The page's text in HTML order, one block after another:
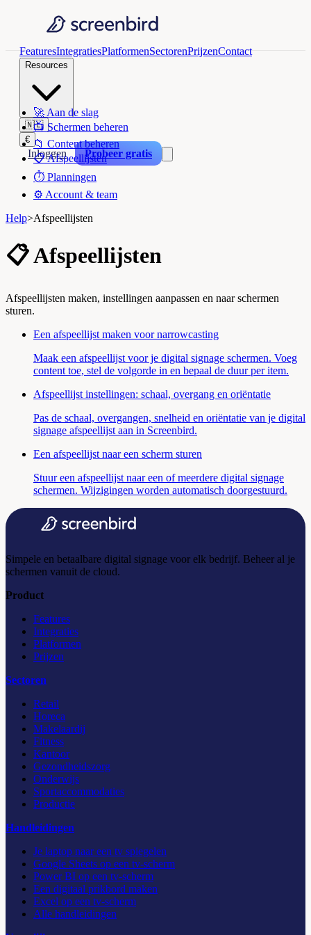
FeaturesIntegratiesPlatformenSectorenPrijzenContact
Resources
🇳🇱
€
Inloggen Probeer gratis
🚀 Aan de slag
📺 Schermen beheren
📁 Content beheren
📋Afspeellijsten
⏱️ Planningen
⚙️ Account & team
Help>Afspeellijsten
📋Afspeellijsten
Afspeellijsten maken, instellingen aanpassen en naar schermen
sturen.
Een afspeellijst maken voor narrowcasting
Maak een afspeellijst voor je digital signage schermen. Voeg
content toe, stel de volgorde in en bepaal de duur per item.
Afspeellijst instellingen: schaal, overgang en oriëntatie
Pas de schaal, overgangen, snelheid en oriëntatie van je digital
signage afspeellijst aan in Screenbird.
Een afspeellijst naar een scherm sturen
Stuur een afspeellijst naar een of meerdere digital signage
schermen. Wijzigingen worden automatisch doorgestuurd.
Simpele en betaalbare digital signage voor elk bedrijf. Beheer al je
schermen vanuit de cloud.
Product
Features
Integraties
Platformen
Prijzen
Sectoren
Retail
Horeca
Makelaardij
Fitness
Kantoor
Gezondheidszorg
Onderwijs
Sportaccommodaties
Productie
Handleidingen
Je laptop naar een tv spiegelen
Google Sheets op een tv-scherm
Power BI op een tv-scherm
Een digitaal prikbord maken
Excel op een tv-scherm
Alle handleidingen